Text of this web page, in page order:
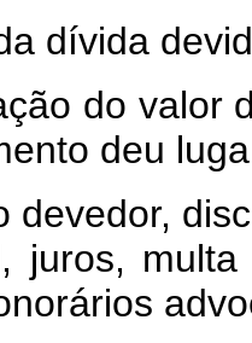
dívida
do valor
deu
devedor,
juros,